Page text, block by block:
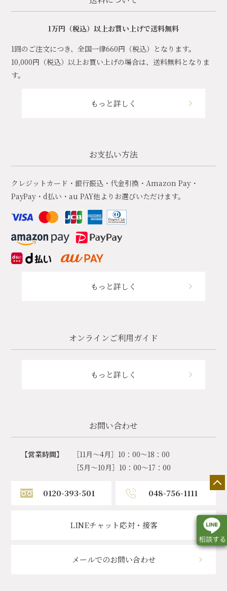
1万円（税込）以上お買い上げで送料無料
1回のご注文につき、全国一律660円（税込）となります。
10,000円（税込）以上お買い上げの場合は、送料無料となりま
す。
もっと詳しく
お支払い方法
クレジットカード・銀行振込・代金引換・Amazon Pay・
PayPay・d払い・au PAY他よりお選びいただけます。
もっと詳しく
オンラインご利用ガイド
もっと詳しく
お問い合わせ
【営業時間】
［11月～4月］10：00～18：00
［5月～10月］10：00～17：00
0120-393-501 048-756-1111
LINEチャット応対・接客
メールでのお問い合わせ